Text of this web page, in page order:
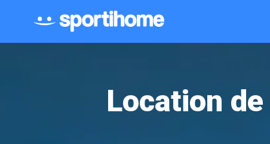
Location